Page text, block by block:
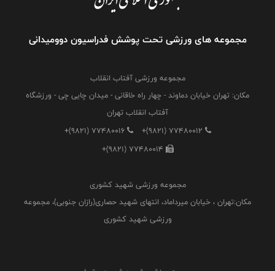
مجموعه های ورزشی تحت پوشش فدراسیون دوومیدانی
مجموعه ورزشی آفتاب انقلاب
مکان: تهران خیابان دماوند - چهار راه خاقانی - میدان چایی چی - ورزشگاه
آفتاب انقلاب تهران
+(9821) 77480012
+(9821) 77480016
+(9821) 77480014
مجموعه ورزشی شهید کشوری
مکان:تهران ، خیابان میرداماد، انتهای شهید حصاری(رازان جنوبی)، مجموعه
ورزشی شهید کشوری